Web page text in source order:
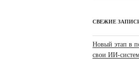
СВЕЖИЕ
Новый этап в
свои ИИ-